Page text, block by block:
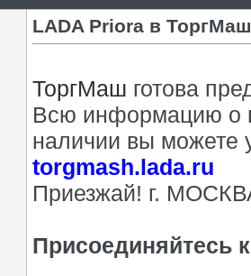
LADA Priora в ТоргМаш
ТоргМаш готова
Всю информацию о
наличии вы можете
torgmash.lada.ru
Приезжай! г.
Присоединяйтесь